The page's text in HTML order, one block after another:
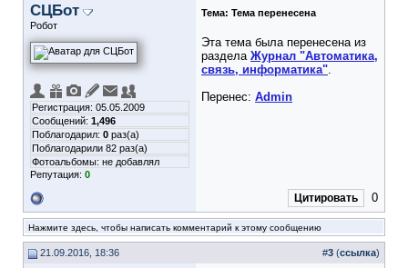
СЦБот
Робот
Регистрация: 05.05.2009
Сообщений: 1,496
Поблагодарил: 0 раз(а)
Поблагодарили 82 раз(а)
Фотоальбомы: не добавлял
Репутация: 0
Тема: Тема перенесена
Эта тема была перенесена из
раздела Журнал "Автоматика,
связь, информатика".
Перенес: Admin
Цитировать 0
Нажмите здесь, чтобы написать комментарий к этому сообщению
21.09.2016, 18:36 #3 (ссылка)